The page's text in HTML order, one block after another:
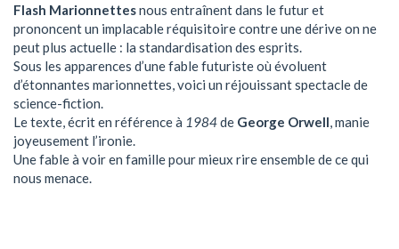
Flash Marionnettesnous entraînent dans le futur et
prononcent un implacable réquisitoire contre une dérive on ne
peut plus actuelle : la standardisation des esprits.
Sous les apparences d’une fable futuriste où évoluent
d’étonnantes marionnettes, voici un réjouissant spectacle de
science-fiction.
Le texte, écrit en référence à 1984de George Orwell , manie
joyeusement l’ironie.
Une fable à voir en famille pour mieux rire ensemble de ce qui
nous menace.